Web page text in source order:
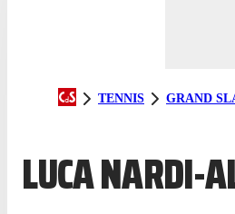
TENNIS GRAND
LUCA NARDI-